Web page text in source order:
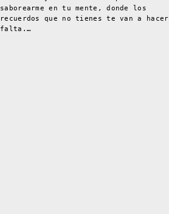
saborearme en tu mente, donde los
recuerdos que no tienes te van a hacer
falta.…